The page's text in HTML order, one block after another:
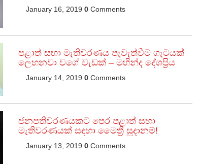
January 16, 2019 0Comments
පළාත් සභා මැතිවරණය පැවැත්වීම ගැටයක්
ලෙහනවා වගේ වැඩක් – මහින්ද දේශප්‍රිය
January 14, 2019 0Comments
ජනපතිවරණයකට පෙර පළාත් සභා
මැතිවරණයක් සඳහා මෛත්‍රී සූදානම්!
January 13, 2019 0Comments